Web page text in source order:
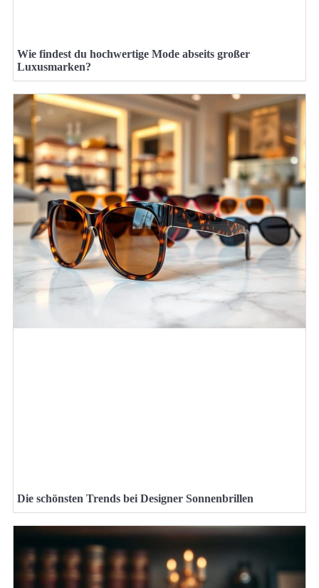
Wie findest du hochwertige Mode abseits großer
Luxusmarken?
Die schönsten Trends bei Designer Sonnenbrillen